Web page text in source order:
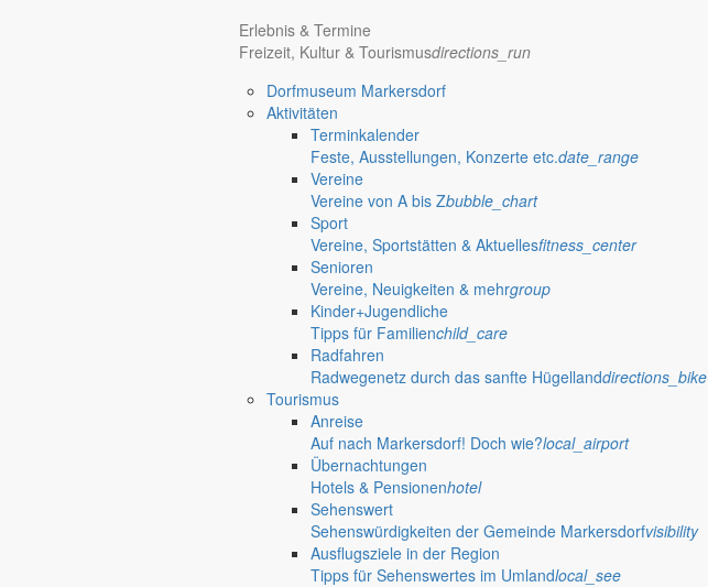
Erlebnis & Termine
Freizeit, Kultur & Tourismusdirections_run
Dorfmuseum Markersdorf
Aktivitäten
Terminkalender
Feste, Ausstellungen, Konzerte etc.date_range
Vereine
Vereine von A bis Zbubble_chart
Sport
Vereine, Sportstätten & Aktuellesfitness_center
Senioren
Vereine, Neuigkeiten & mehrgroup
Kinder+Jugendliche
Tipps für Familienchild_care
Radfahren
Radwegenetz durch das sanfte Hügellanddirections_bike
Tourismus
Anreise
Auf nach Markersdorf! Doch wie?local_airport
Übernachtungen
Hotels & Pensionenhotel
Sehenswert
Sehenswürdigkeiten der Gemeinde Markersdorfvisibility
Ausflugsziele in der Region
Tipps für Sehenswertes im Umlandlocal_see